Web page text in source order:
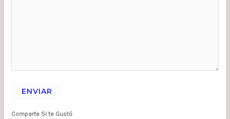
ENVIAR
Comparte Si te Gustó